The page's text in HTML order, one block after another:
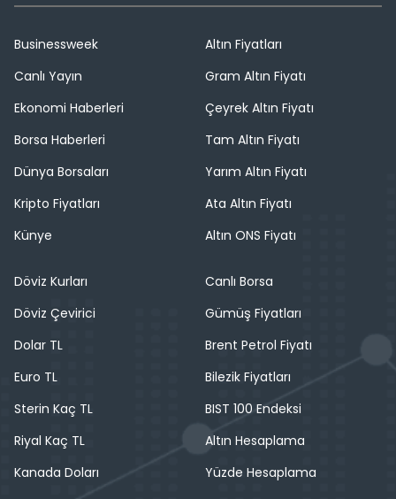
Businessweek
Canlı Yayın
Ekonomi Haberleri
Borsa Haberleri
Dünya Borsaları
Kripto Fiyatları
Künye
Altın Fiyatları
Gram Altın Fiyatı
Çeyrek Altın Fiyatı
Tam Altın Fiyatı
Yarım Altın Fiyatı
Ata Altın Fiyatı
Altın ONS Fiyatı
Döviz Kurları
Döviz Çevirici
Dolar TL
Euro TL
Sterin Kaç TL
Riyal Kaç TL
Kanada Doları
Canlı Borsa
Gümüş Fiyatları
Brent Petrol Fiyatı
Bilezik Fiyatları
BIST 100 Endeksi
Altın Hesaplama
Yüzde Hesaplama